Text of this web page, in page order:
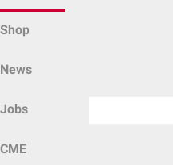
Shop
News
Jobs
CME